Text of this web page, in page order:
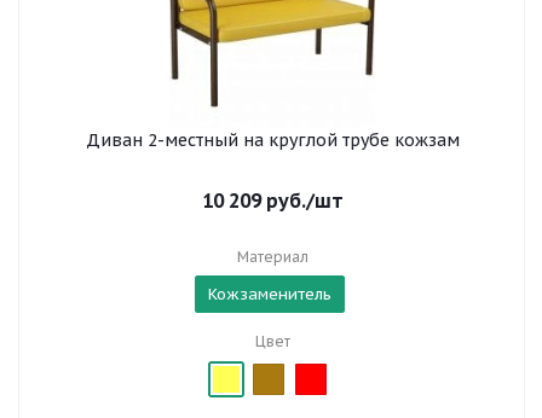
Диван 2-местный на круглой трубе кожзам
10 209руб./шт
Материал
Кожзаменитель
Цвет